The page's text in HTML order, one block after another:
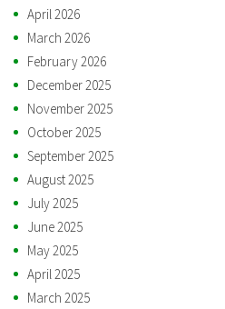
April 2026
March 2026
February 2026
December 2025
November 2025
October 2025
September 2025
August 2025
July 2025
June 2025
May 2025
April 2025
March 2025